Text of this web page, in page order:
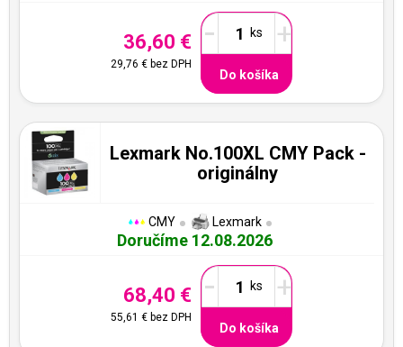
36,60 €
29,76 € bez DPH
- +
Do košíka
Lexmark No.100XL CMY Pack -
originálny
CMY Lexmark
Doručíme 12.08.2026
68,40 €
55,61 € bez DPH
- +
Do košíka